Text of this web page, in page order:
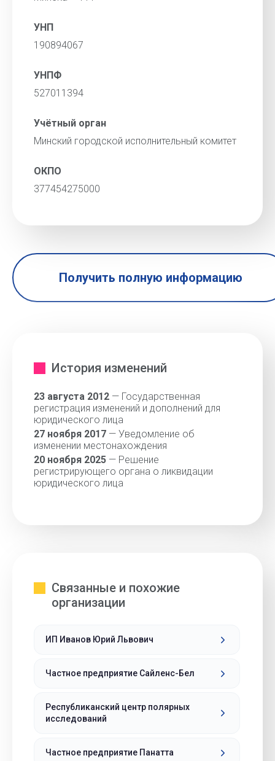
УНП
190894067
УНПФ
527011394
Учётный орган
Минский городской исполнительный комитет
ОКПО
377454275000
Получить полную информацию
История изменений
23 августа 2012 — Государственная
регистрация изменений и дополнений для
юридического лица
27 ноября 2017 — Уведомление об
изменении местонахождения
20 ноября 2025 — Решение
регистрирующего органа о ликвидации
юридического лица
Связанные и похожие
организации
ИП Иванов Юрий Львович
Частное предприятие Сайленс-Бел
Республиканский центр полярных
исследований
Частное предприятие Панатта